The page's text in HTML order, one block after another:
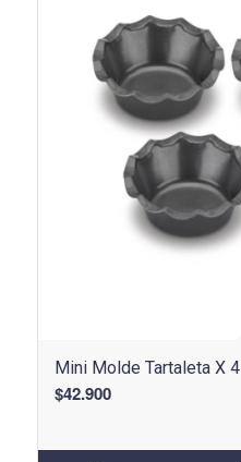
Mini Molde Tartaleta X 4
$42.900